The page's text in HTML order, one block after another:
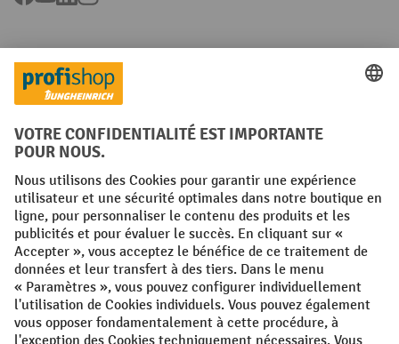
Langues
FR NL
Conditions générales Mentions légales
Protection des Données Politique de cookies
All prices excl. VAT plusshipping costsand possible delivery charges,
if not stated otherwise.
¹ La remise est valable jusqu'à épuisement des stocks. La remise ne
s'applique pas aux prix spéciaux. Il n'est pas possible de le combiner
avec d'autres réductions en pourcentage ou bons de réduction. | ² La